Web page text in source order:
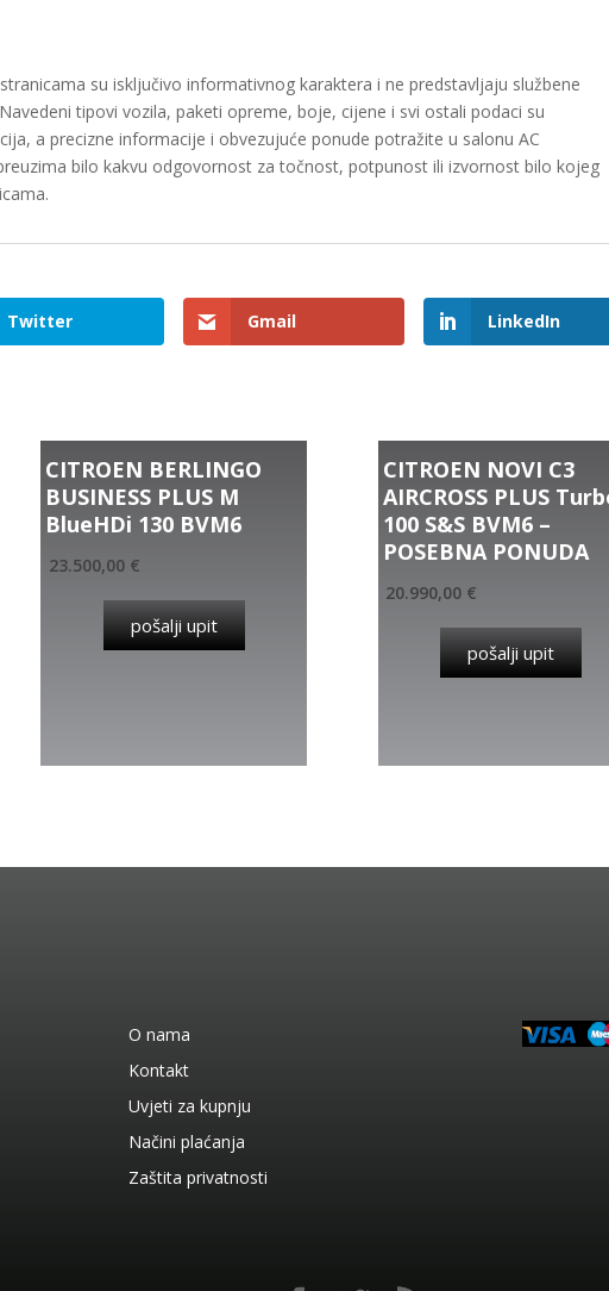
su isključivo informativnog karaktera i ne predstavljaju službene
tipovi vozila, paketi opreme, boje, cijene i svi ostali podaci su
a precizne informacije i obvezujuće ponude potražite u salonu AC
bilo kakvu odgovornost za točnost, potpunost ili izvornost bilo kojeg
Twitter Gmail LinkedIn
CITROEN BERLINGO
BUSINESS PLUS M
BlueHDi 130 BVM6
23.500,00 €
pošalji upit
CITROEN NOVI C3
AIRCROSS PLUS
100 S&S BVM6 –
POSEBNA PONUDA
20.990,00 €
pošalji upit
O nama
Kontakt
Uvjeti za kupnju
Načini plaćanja
Zaštita privatnosti